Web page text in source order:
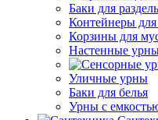
Баки для
Контейнеры
Корзины для
Настенные
Уличные урны
Баки для белья
Урны с